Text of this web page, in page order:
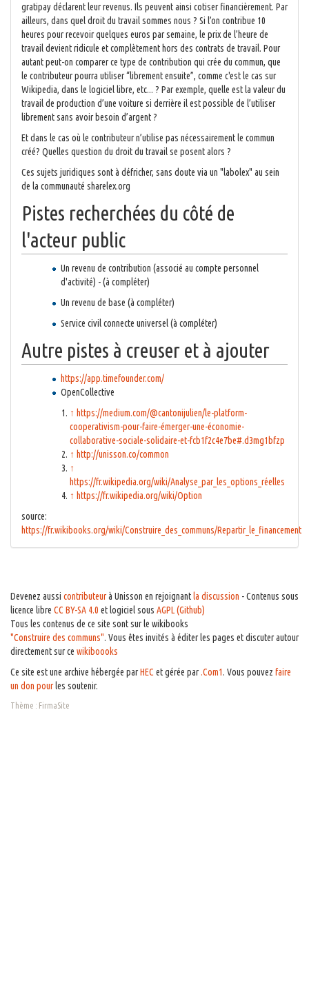
gratipay déclarent leur revenus. Ils peuvent ainsi cotiser financièrement. Par
ailleurs, dans quel droit du travail sommes nous ? Si l’on contribue 10
heures pour recevoir quelques euros par semaine, le prix de l’heure de
travail devient ridicule et complètement hors des contrats de travail. Pour
autant peut-on comparer ce type de contribution qui crée du commun, que
le contributeur pourra utiliser “librement ensuite”, comme c'est le cas sur
Wikipedia, dans le logiciel libre, etc... ? Par exemple, quelle est la valeur du
travail de production d’une voiture si derrière il est possible de l’utiliser
librement sans avoir besoin d’argent ?
Et dans le cas où le contributeur n’utilise pas nécessairement le commun
créé? Quelles question du droit du travail se posent alors ?
Ces sujets juridiques sont à défricher, sans doute via un "labolex" au sein
de la communauté sharelex.org
Pistes recherchées du côté de
l'acteur public
Un revenu de contribution (associé au compte personnel
d'activité) - (à compléter)
Un revenu de base (à compléter)
Service civil connecte universel (à compléter)
Autre pistes à creuser et à ajouter
https://app.timefounder.com/
OpenCollective
↑ https://medium.com/@cantonijulien/le-platform-
cooperativism-pour-faire-émerger-une-économie-
collaborative-sociale-solidaire-et-fcb1f2c4e7be#.d3mg1bfzp
↑ http://unisson.co/common
↑
https://fr.wikipedia.org/wiki/Analyse_par_les_options_réelles
↑ https://fr.wikipedia.org/wiki/Option
source:
https://fr.wikibooks.org/wiki/Construire_des_communs/Repartir_le_financement
Devenez aussi contributeurà Unisson en rejoignantla discussion - Contenus sous
licence libre CC BY-SA 4.0 et logiciel sous AGPL (Github)
Tous les contenus de ce site sont sur le wikibooks
"Construire des communs". Vous êtes invités à éditer les pages et discuter autour
directement sur ce wikiboooks
Ce site est une archive hébergée parHECet gérée par.Com1. Vous pouvez faire
un don pourles soutenir.
Thème : FirmaSite